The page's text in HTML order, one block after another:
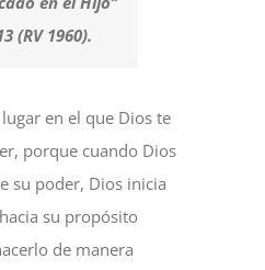
(RV 1960).
en el que Dios te
porque cuando Dios
su poder, Dios inicia
su propósito
de manera